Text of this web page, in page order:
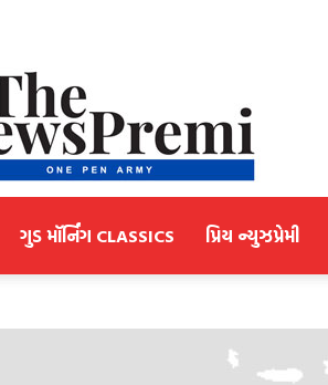
ગુડ મૉર્નિંગ CLASSICS પ્રિય ન્યુઝપ્રેમી